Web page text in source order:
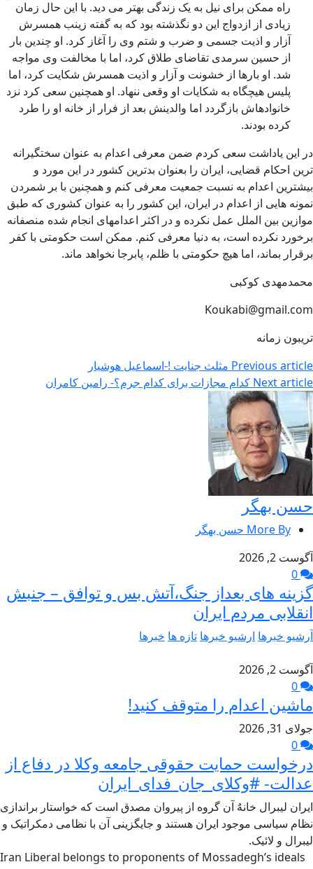
راه ممکن برای نیل به یک زندگی بهتر می دید. با این حال زمان
زیادی از ازدواج این دو نگذشته بود که به گفته زینب همسرش
آزار و اذیت جسمی و ضرب و شتم وی را آغاز کرد. او چندین بار
از حسین سرمدی تقاضای طلاق کرد، اما با مخالفت وی مواجه
شد. او بارها از خشونت و آزار و اذیت همسرش شکایت کرد، اما
پلیس هیچگاه به شکایات او وقعی ننهاد. او همچنین سعی کرد نزد
خانواده­اش بازگردد اما والدینش بعد از فرار از خانه او را طرد
کرده بودند.
در این یاداشت سعی کردم ضمن معرفی اعدام به عنوان سختگیرانه
ترین احکام قضایی، ایران را بعنوان بدترین کشور در این مورد و
بیشترین اعدام به نسبت جمعیت معرفی کنم و همچنین با بر شمردن
نمونه هایی از اعدام در ایران، این کشور را به عنوان کشوری که طبق
موازین بین الملل عمل نکرده و در اکثر اعدامهای انجام شده منصفانه
برخورد نکرده است، به دنیا معرفی کنم. ممکن است حکومتی با کفر
برقرار بماند، اما هیچ حکومتی با ظلم، پابرجا نخواهد ماند.
محمدمهدی کوکبی
Koukabi@gmail.com
تریبون زمانه
Previous article مثلث جنایت !-اسماعیل هوشیار
Next article کدام مجازات برای کدام جرم؟- رامین کامران
حسن بهگر
More By حسن بهگر
آگوست 2, 2026
گزینه های بعداز جنگ،آتش بس و توافق – جنبش
انقلابی مردم ایران
آرشیو خبرها ارشیو خبرها تازه ها خبرها
آگوست 2, 2026
ماشین اعدام را متوقف کنید!
جولای 31, 2026
درخواست حمایت حقوقی جامعه وکلا در دفاع از
عدالت- #وکلای_جان_فدای_ایران
ایران لیبرال خانهٌ آن گروه از پیروان مصدق است که خواستار براندازی
نظام سیاسی موجود ایران هستند و جایگزینی آن با نظامی دمکراتیک و
لیبرال و لائیک.
Iran Liberal belongs to proponents of Mossadegh’s ideals